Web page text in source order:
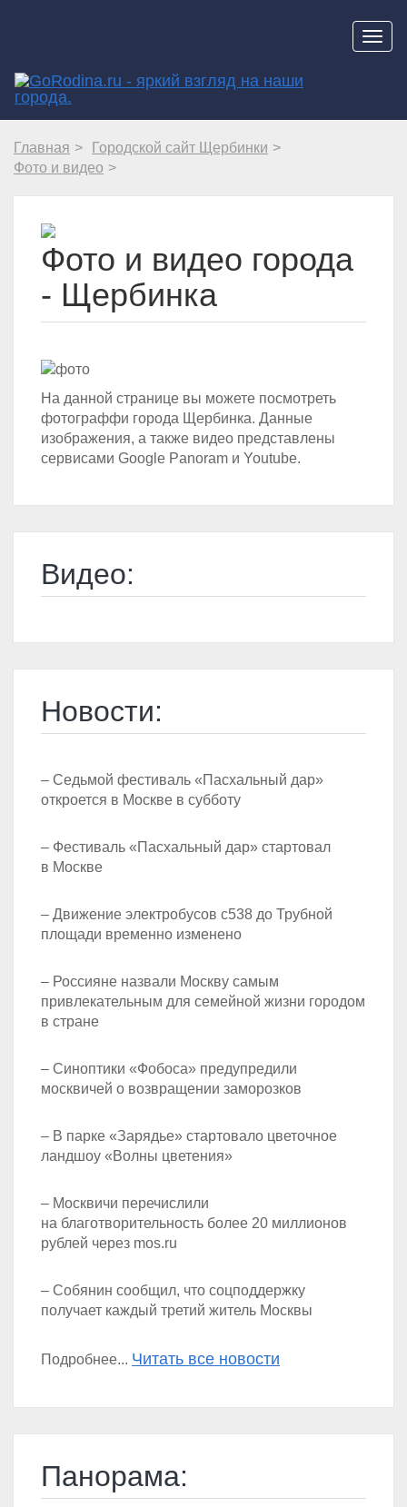
Главная
Городской сайт Щербинки
Фото и видео
Фото и видео города
- Щербинка
На данной странице вы можете посмотреть
фотограффи города Щербинка. Данные
изображения, а также видео представлены
сервисами Google Panoram и Youtube.
Видео:
Новости:
– Седьмой фестиваль «Пасхальный дар»
откроется в Москве в субботу
– Фестиваль «Пасхальный дар» стартовал
в Москве
– Движение электробусов с538 до Трубной
площади временно изменено
– Россияне назвали Москву самым
привлекательным для семейной жизни городом
в стране
– Синоптики «Фобоса» предупредили
москвичей о возвращении заморозков
– В парке «Зарядье» стартовало цветочное
ландшоу «Волны цветения»
– Москвичи перечислили
на благотворительность более 20 миллионов
рублей через mos.ru
– Собянин сообщил, что соцподдержку
получает каждый третий житель Москвы
Подробнее... Читать все новости
Панорама: